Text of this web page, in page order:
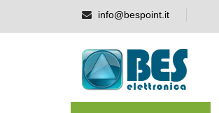
info@bespoint.it